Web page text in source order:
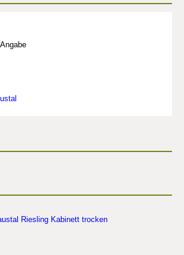
Riesling Kabinett trocken